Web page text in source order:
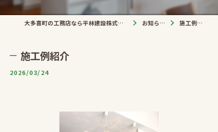
大多喜町の工務店なら平林建設株式会社 お知らせ 施工例紹介
施工例紹介
2026/03/24